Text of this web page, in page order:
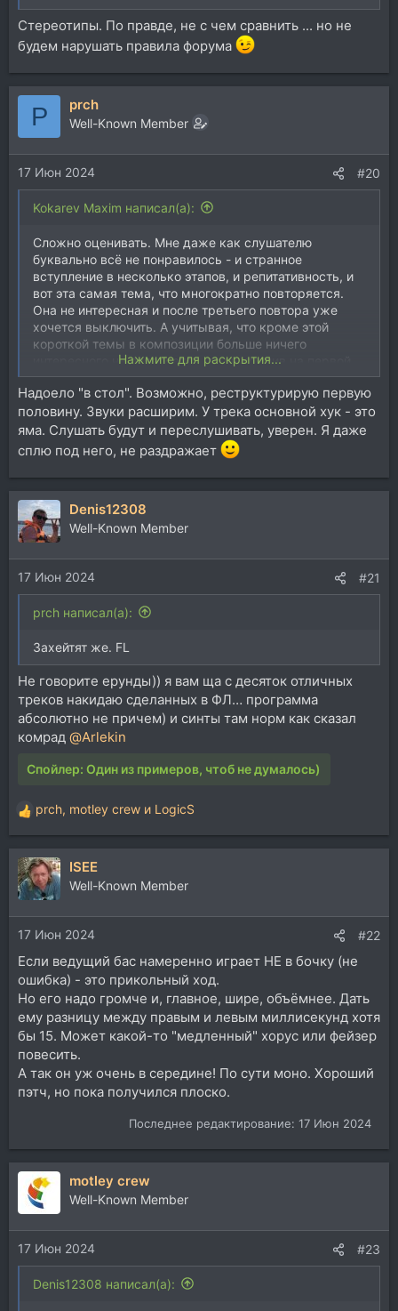
Стереотипы. По правде, не с чем сравнить ... но не
будем нарушать правила форума
P prch
Well-Known Member
17 Июн 2024 #20
Kokarev Maxim написал(а):
Сложно оценивать. Мне даже как слушателю
буквально всё не понравилось - и странное
вступление в несколько этапов, и репитативность, и
вот эта самая тема, что многократно повторяется.
Она не интересная и после третьего повтора уже
хочется выключить. А учитывая, что кроме этой
короткой темы в композиции больше ничего
интересного не появляется, то выключив на первой
трети я ничего особо не потеряю. Вдобавок, звуки
тонкие и узкие в стерео.
Имхо, отложить бы до лучших времён, пока не
появятся музыкальные идеи, которые смогут
оживить композицию. Я сам подобные идеи сразу
удаляю, не развивая. Сведение и мастеринг сейчас -
трата времени впустую.
Видео с крабом выше это хороший референс.
Допилить до такого состояния и тогда уже можно
поднимать вопрос сведения и мастеринга.
Нажмите для раскрытия...
Надоело "в стол". Возможно, реструктурирую первую
половину. Звуки расширим. У трека основной хук - это
яма. Слушать будут и переслушивать, уверен. Я даже
сплю под него, не раздражает
Denis12308
Well-Known Member
17 Июн 2024 #21
prch написал(а):
Захейтят же. FL
Не говорите ерунды)) я вам ща с десяток отличных
треков накидаю сделанных в ФЛ… программа
абсолютно не причем) и синты там норм как сказал
комрад @Arlekin
Спойлер: Один из примеров, чтоб не думалось)
Р
е
а
к
ц
и
и
:
prch, motley crew и LogicS
ISEE
Well-Known Member
17 Июн 2024 #22
Если ведущий бас намеренно играет НЕ в бочку (не
ошибка) - это прикольный ход.
Но его надо громче и, главное, шире, объёмнее. Дать
ему разницу между правым и левым миллисекунд хотя
бы 15. Может какой-то "медленный" хорус или фейзер
повесить.
А так он уж очень в середине! По сути моно. Хороший
пэтч, но пока получился плоско.
Последнее редактирование: 17 Июн 2024
motley crew
Well-Known Member
17 Июн 2024 #23
Denis12308 написал(а):